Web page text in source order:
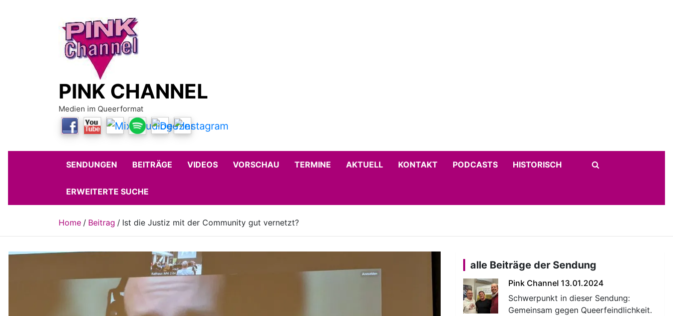
PINK CHANNEL
Medien im Queerformat
SENDUNGEN BEITRÄGE VIDEOS VORSCHAU TERMINE AKTUELL KONTAKT PODCASTS HISTORISCH
ERWEITERTE SUCHE
Home Beitrag Ist die Justiz mit der Community gut vernetzt?
alle Beiträge der Sendung
Pink Channel 13.01.2024
Schwerpunkt in dieser Sendung:
Gemeinsam gegen Queerfeindlichkeit.